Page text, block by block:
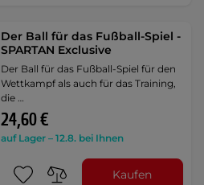
Der Ball für das Fußball-Spiel -
SPARTAN Exclusive
Der Ball für das Fußball-Spiel für den
Wettkampf als auch für das Training,
die …
24,60 €
auf Lager – 12.8. bei Ihnen
Kaufen